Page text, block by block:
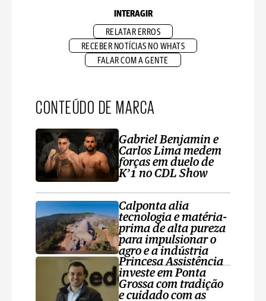
INTERAGIR
RELATAR ERROS
RECEBER NOTÍCIAS NO WHATS
FALAR COM A GENTE
CONTEÚDO DE MARCA
Gabriel Benjamin e
Carlos Lima medem
forças em duelo de
K’1 no CDL Show
Calponta alia
tecnologia e matéria-
prima de alta pureza
para impulsionar o
agro e a indústria
Princesa Assistência
investe em Ponta
Grossa com tradição
e cuidado com as